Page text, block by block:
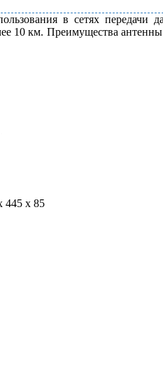
в сетях
10 км. Преимущества
445 x 85